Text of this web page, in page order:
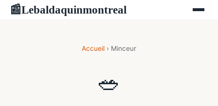
📰Lebaldaquinmontreal
Accueil › Minceur
🥗